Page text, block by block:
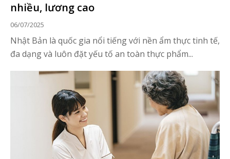
nhiều, lương cao
06/07/2025
Nhật Bản là quốc gia nổi tiếng với nền ẩm thực tinh tế,
đa dạng và luôn đặt yếu tố an toàn thực phẩm...